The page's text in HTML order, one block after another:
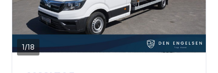
1/18